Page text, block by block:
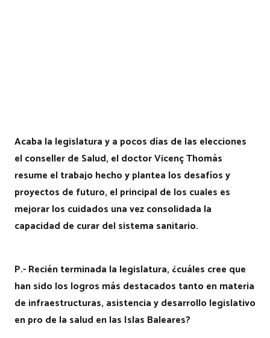
Acaba la legislatura y a pocos días de las elecciones
el conseller de Salud, el doctor Vicenç Thomàs
resume el trabajo hecho y plantea los desafíos y
proyectos de futuro, el principal de los cuales es
mejorar los cuidados una vez consolidada la
capacidad de curar del sistema sanitario.
P.- Recién terminada la legislatura, ¿cuáles cree que
han sido los logros más destacados tanto en materia
de infraestructuras, asistencia y desarrollo legislativo
en pro de la salud en las Islas Baleares?